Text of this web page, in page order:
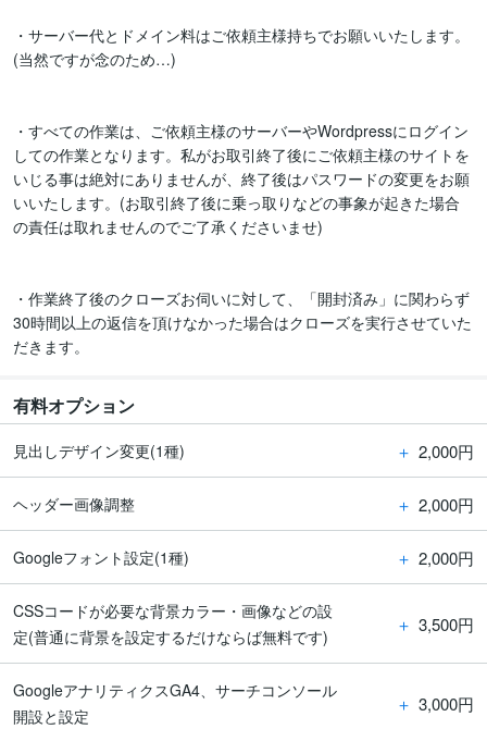
・サーバー代とドメイン料はご依頼主様持ちでお願いいたします。
(当然ですが念のため…)
・すべての作業は、ご依頼主様のサーバーやWordpressにログイン
しての作業となります。私がお取引終了後にご依頼主様のサイトを
いじる事は絶対にありませんが、終了後はパスワードの変更をお願
いいたします。(お取引終了後に乗っ取りなどの事象が起きた場合
の責任は取れませんのでご了承くださいませ)
・作業終了後のクローズお伺いに対して、「開封済み」に関わらず
30時間以上の返信を頂けなかった場合はクローズを実行させていた
だきます。
有料オプション
見出しデザイン変更(1種) ＋ 2,000円
ヘッダー画像調整 ＋ 2,000円
Googleフォント設定(1種) ＋ 2,000円
CSSコードが必要な背景カラー・画像などの設
定(普通に背景を設定するだけならば無料です)
＋ 3,500円
GoogleアナリティクスGA4、サーチコンソール
開設と設定
＋ 3,000円